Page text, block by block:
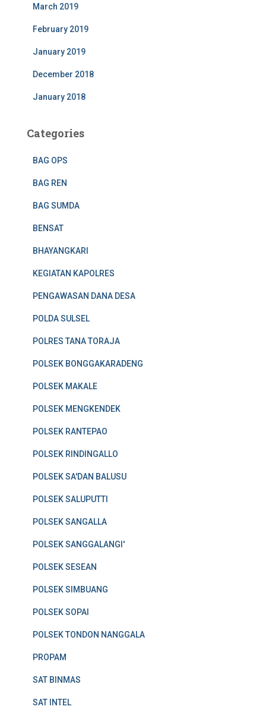
March 2019
February 2019
January 2019
December 2018
January 2018
Categories
BAG OPS
BAG REN
BAG SUMDA
BENSAT
BHAYANGKARI
KEGIATAN KAPOLRES
PENGAWASAN DANA DESA
POLDA SULSEL
POLRES TANA TORAJA
POLSEK BONGGAKARADENG
POLSEK MAKALE
POLSEK MENGKENDEK
POLSEK RANTEPAO
POLSEK RINDINGALLO
POLSEK SA'DAN BALUSU
POLSEK SALUPUTTI
POLSEK SANGALLA
POLSEK SANGGALANGI'
POLSEK SESEAN
POLSEK SIMBUANG
POLSEK SOPAI
POLSEK TONDON NANGGALA
PROPAM
SAT BINMAS
SAT INTEL